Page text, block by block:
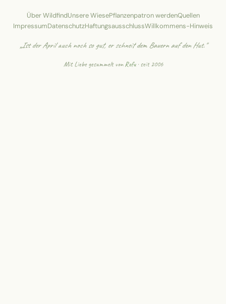
Über WildfindUnsere WiesePflanzenpatron werdenQuellen
ImpressumDatenschutzHaftungsausschlussWillkommens-Hinweis
„Ist der April auch noch so gut, er schneit dem Bauern auf den Hut."
Mit Liebe gesammelt vonRofu· seit 2006